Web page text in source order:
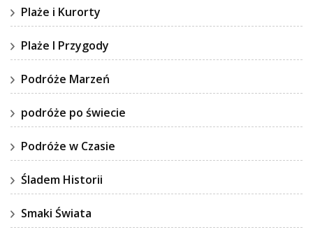
Plaże i Kurorty
Plaże I Przygody
Podróże Marzeń
podróże po świecie
Podróże w Czasie
Śladem Historii
Smaki Świata